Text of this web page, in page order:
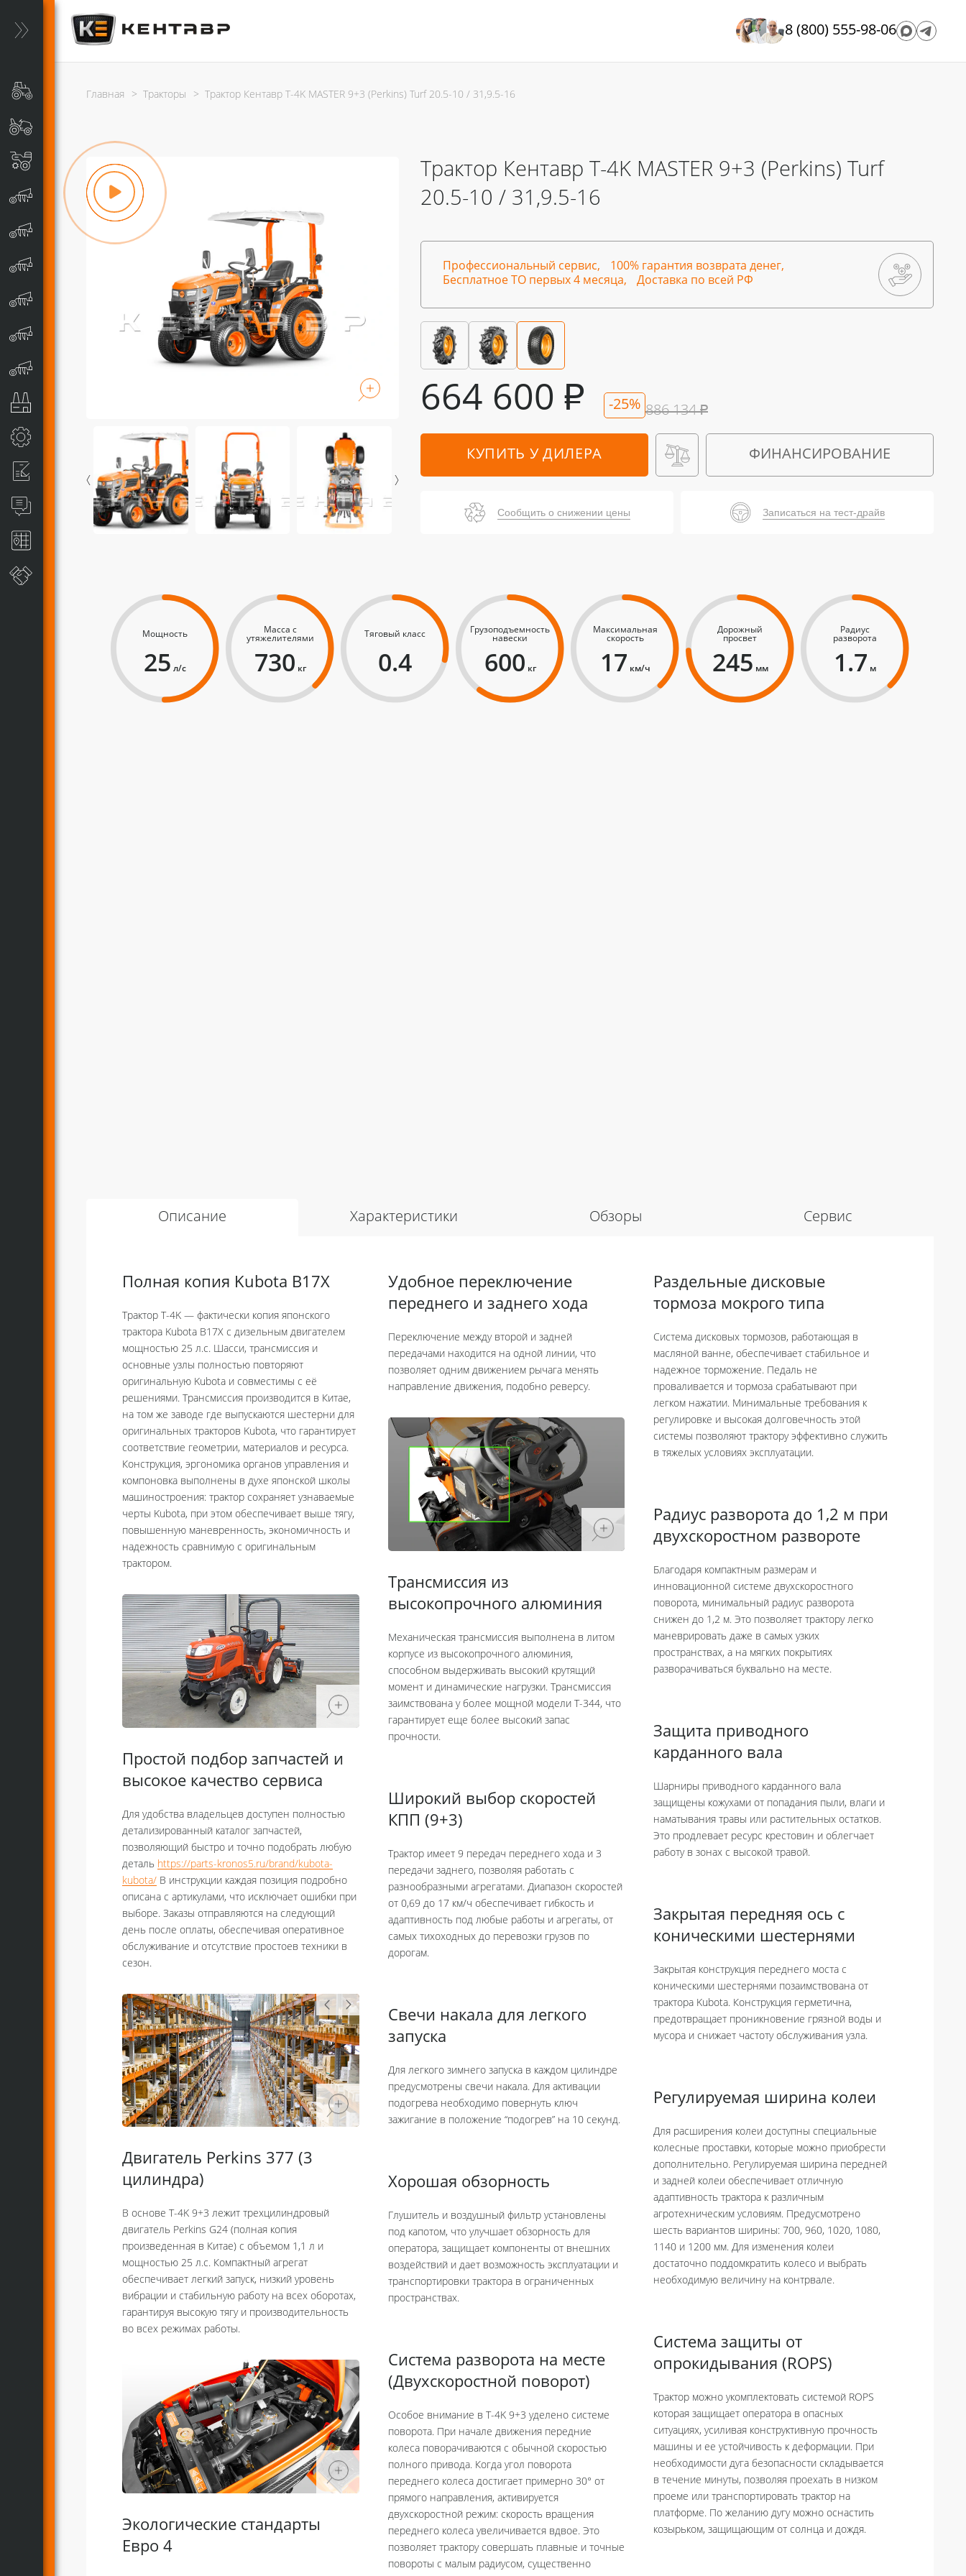
8 (800) 555-98-06
Главная > Тракторы > Трактор Кентавр Т-4K MASTER 9+3 (Perkins) Turf 20.5-10 / 31,9.5-16
Трактор Кентавр Т-4K MASTER 9+3 (Perkins) Turf
20.5-10 / 31,9.5-16
Профессиональный сервис,
100% гарантия возврата денег,
Бесплатное ТО первых 4 месяца,
Доставка по всей РФ
886 134₽
-25%
664 600 ₽
КУПИТЬ У ДИЛЕРА ФИНАНСИРОВАНИЕ
Сообщить о снижении цены Записаться на тест-драйв
Мощность
25 л/с
Масса с
утяжелителями
730 кг
Тяговый класс
0.4
Грузоподъемность
навески
600 кг
Максимальная
скорость
17 км/ч
Дорожный
просвет
245 мм
Радиус
разворота
1.7 м
Описание Характеристики Обзоры Сервис
Полная копия Kubota B17X
Трактор Т-4K — фактически копия японского
трактора Kubota B17X с дизельным двигателем
мощностью 25 л.с. Шасси, трансмиссия и
основные узлы полностью повторяют
оригинальную Kubota и совместимы с её
решениями. Трансмиссия производится в Китае,
на том же заводе где выпускаются шестерни для
оригинальных тракторов Kubota, что гарантирует
соответствие геометрии, материалов и ресурса.
Конструкция, эргономика органов управления и
компоновка выполнены в духе японской школы
машиностроения: трактор сохраняет узнаваемые
черты Kubota, при этом обеспечивает выше тягу,
повышенную маневренность, экономичность и
надежность сравнимую с оригинальным
трактором.
Простой подбор запчастей и
высокое качество сервиса
Для удобства владельцев доступен полностью
детализированный каталог запчастей,
позволяющий быстро и точно подобрать любую
деталь https://parts-kronos5.ru/brand/kubota-
kubota/ В инструкции каждая позиция подробно
описана с артикулами, что исключает ошибки при
выборе. Заказы отправляются на следующий
день после оплаты, обеспечивая оперативное
обслуживание и отсутствие простоев техники в
сезон.
Двигатель Perkins 377 (3
цилиндра)
В основе Т-4K 9+3 лежит трехцилиндровый
двигатель Perkins G24 (полная копия
произведенная в Китае) с объемом 1,1 л и
мощностью 25 л.с. Компактный агрегат
обеспечивает легкий запуск, низкий уровень
вибрации и стабильную работу на всех оборотах,
гарантируя высокую тягу и производительность
во всех режимах работы.
Экологические стандарты
Евро 4
Удобное переключение
переднего и заднего хода
Переключение между второй и задней
передачами находится на одной линии, что
позволяет одним движением рычага менять
направление движения, подобно реверсу.
Трансмиссия из
высокопрочного алюминия
Механическая трансмиссия выполнена в литом
корпусе из высокопрочного алюминия,
способном выдерживать высокий крутящий
момент и динамические нагрузки. Трансмиссия
заимствована у более мощной модели Т-344, что
гарантирует еще более высокий запас
прочности.
Широкий выбор скоростей
КПП (9+3)
Трактор имеет 9 передач переднего хода и 3
передачи заднего, позволяя работать с
разнообразными агрегатами. Диапазон скоростей
от 0,69 до 17 км/ч обеспечивает гибкость и
адаптивность под любые работы и агрегаты, от
самых тихоходных до перевозки грузов по
дорогам.
Свечи накала для легкого
запуска
Для легкого зимнего запуска в каждом цилиндре
предусмотрены свечи накала. Для активации
подогрева необходимо повернуть ключ
зажигание в положение “подогрев” на 10 секунд.
Хорошая обзорность
Глушитель и воздушный фильтр установлены
под капотом, что улучшает обзорность для
оператора, защищает компоненты от внешних
воздействий и дает возможность эксплуатации и
транспортировки трактора в ограниченных
пространствах.
Система разворота на месте
(Двухскоростной поворот)
Особое внимание в Т-4K 9+3 уделено системе
поворота. При начале движения передние
колеса поворачиваются с обычной скоростью
полного привода. Когда угол поворота
переднего колеса достигает примерно 30° от
прямого направления, активируется
двухскоростной режим: скорость вращения
переднего колеса увеличивается вдвое. Это
позволяет трактору совершать плавные и точные
повороты с малым радиусом, существенно
Раздельные дисковые
тормоза мокрого типа
Система дисковых тормозов, работающая в
масляной ванне, обеспечивает стабильное и
надежное торможение. Педаль не
проваливается и тормоза срабатывают при
легком нажатии. Минимальные требования к
регулировке и высокая долговечность этой
системы позволяют трактору эффективно служить
в тяжелых условиях эксплуатации.
Радиус разворота до 1,2 м при
двухскоростном развороте
Благодаря компактным размерам и
инновационной системе двухскоростного
поворота, минимальный радиус разворота
снижен до 1,2 м. Это позволяет трактору легко
маневрировать даже в самых узких
пространствах, а на мягких покрытиях
разворачиваться буквально на месте.
Защита приводного
карданного вала
Шарниры приводного карданного вала
защищены кожухами от попадания пыли, влаги и
наматывания травы или растительных остатков.
Это продлевает ресурс крестовин и облегчает
работу в зонах с высокой травой.
Закрытая передняя ось с
коническими шестернями
Закрытая конструкция переднего моста с
коническими шестернями позаимствована от
трактора Kubota. Конструкция герметична,
предотвращает проникновение грязной воды и
мусора и снижает частоту обслуживания узла.
Регулируемая ширина колеи
Для расширения колеи доступны специальные
колесные проставки, которые можно приобрести
дополнительно. Регулируемая ширина передней
и задней колеи обеспечивает отличную
адаптивность трактора к различным
агротехническим условиям. Предусмотрено
шесть вариантов ширины: 700, 960, 1020, 1080,
1140 и 1200 мм. Для изменения колеи
достаточно поддомкратить колесо и выбрать
необходимую величину на контрвале.
Система защиты от
опрокидывания (ROPS)
Трактор можно укомплектовать системой ROPS
которая защищает оператора в опасных
ситуациях, усиливая конструктивную прочность
машины и ее устойчивость к деформации. При
необходимости дуга безопасности складывается
в течение минуты, позволяя проехать в низком
проеме или транспортировать трактор на
платформе. По желанию дугу можно оснастить
козырьком, защищающим от солнца и дождя.